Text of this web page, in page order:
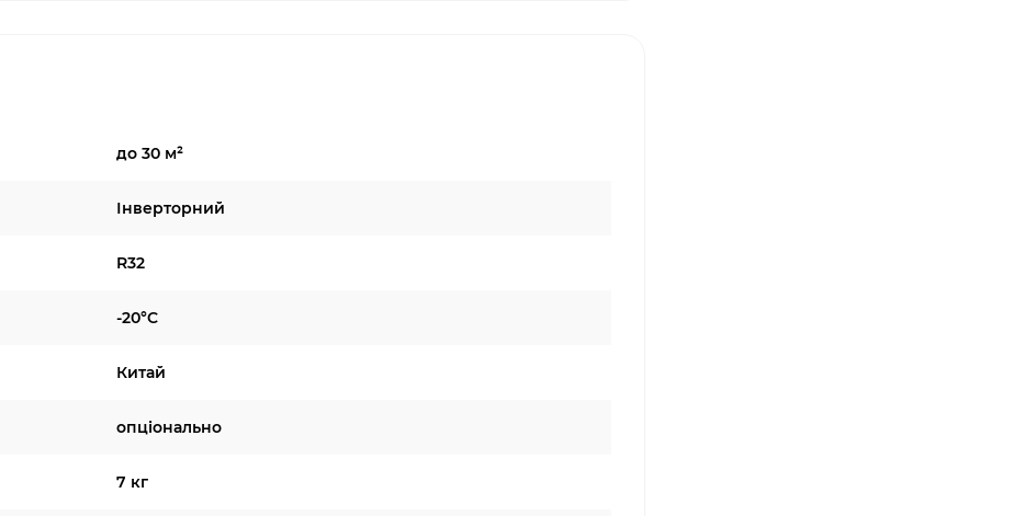
до 30 м²
Інверторний
R32
-20°C
Китай
опціонально
7 кг